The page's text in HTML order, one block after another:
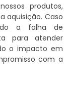
produtos,
aquisição. Caso
a falha de
para atender
o impacto em
com a